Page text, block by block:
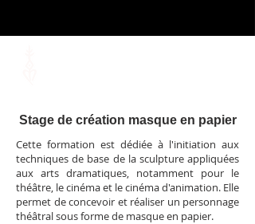
Stage de création masque en papier
​Cette formation est dédiée à l'initiation aux
techniques de base de la sculpture appliquées
aux arts dramatiques, notamment pour le
théâtre, le cinéma et le cinéma d'animation. Elle
permet de concevoir et réaliser un personnage
théâtral sous forme de masque en papier.